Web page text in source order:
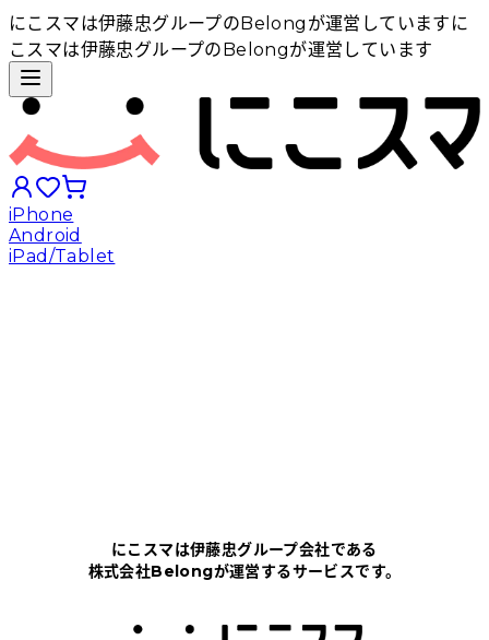
にこスマは伊藤忠グループのBelongが運営しています に
こスマは伊藤忠グループのBelongが運営しています
iPhone
Android
iPad/Tablet
にこスマについて
にこスマは伊藤忠グループ会社である
株式会社Belongが運営するサービスです。